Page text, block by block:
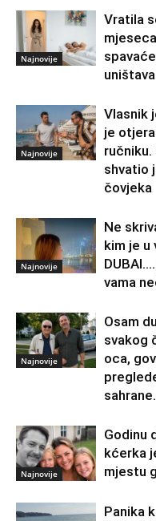
Najnovije
Vratila
Najnovije
Vlasnik
je
shvatio
čovjeka
Najnovije
Ne
kim je u
vama
Najnovije
Osam
svakog
oca,
Najnovije
Godinu
kćerka
mjestu
Panika